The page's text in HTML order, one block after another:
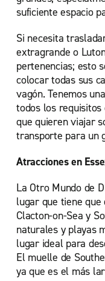
suficiente espacio
Si necesita
extragrande o
pertenencias; esto
colocar todas sus
vagón. Tenemos
todos los
que quieren viajar
transporte para un
Atracciones en
La Otro Mundo de
lugar que tiene
Clacton-on-Sea y
naturales y playas
lugar ideal para
El muelle de
ya que es el más